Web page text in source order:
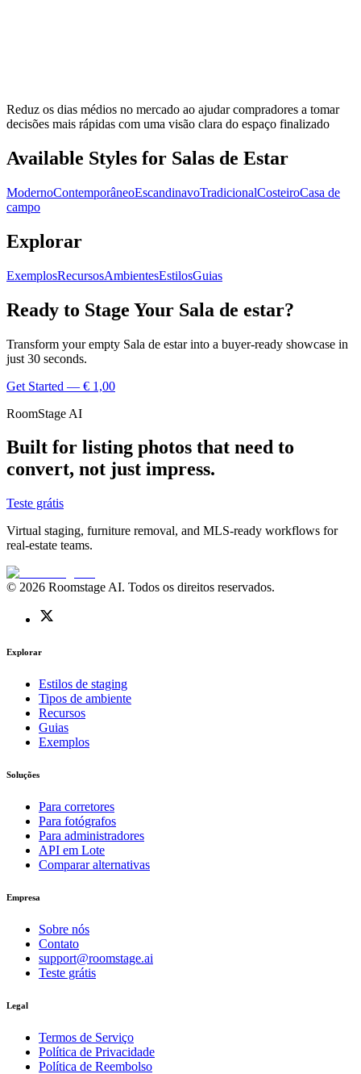
Reduz os dias médios no mercado ao ajudar compradores a tomar
decisões mais rápidas com uma visão clara do espaço finalizado
Available Styles for Salas de Estar
ModernoContemporâneoEscandinavoTradicionalCosteiroCasa de
campo
Explorar
ExemplosRecursosAmbientesEstilosGuias
Ready to Stage Your Sala de estar?
Transform your empty Sala de estar into a buyer-ready showcase in
just 30 seconds.
Get Started — € 1,00
RoomStage AI
Built for listing photos that need to
convert, not just impress.
Teste grátis
Virtual staging, furniture removal, and MLS-ready workflows for
real-estate teams.
© 2026 Roomstage AI. Todos os direitos reservados.
Explorar
Estilos de staging
Tipos de ambiente
Recursos
Guias
Exemplos
Soluções
Para corretores
Para fotógrafos
Para administradores
API em Lote
Comparar alternativas
Empresa
Sobre nós
Contato
support@roomstage.ai
Teste grátis
Legal
Termos de Serviço
Política de Privacidade
Política de Reembolso